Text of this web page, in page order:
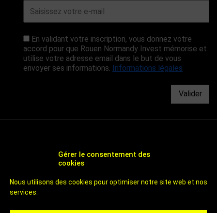
Gérer le consentement des
cookies
Nous utilisons des cookies pour optimiser notre site web et nos
services.
En validant votre inscription, vous donnez votre
accord pour que Rouen Normandy Invest mémorise et
utilise votre adresse email dans le but de vous
envoyer ses informations. Informations légales
Valider
ÉCONOMIQUE ET D'ATTRACTIVITÉ DE ROUEN
UN TERRITOIRE DE 800 000 HABITANTS